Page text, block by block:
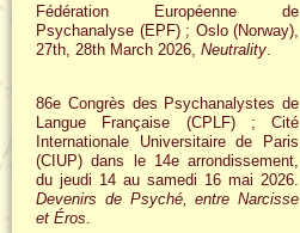
Fédération Européenne de
Psychanalyse (EPF) ; Oslo (Norway),
27th, 28th March 2026, Neutrality
86e Congrès des Psychanalystes de
Langue Française (CPLF) ; Cité
Internationale Universitaire de Paris
(CIUP) dans le 14e arrondissement,
du jeudi 14 au samedi 16 mai 2026.
Devenirs de Psyché, entre Narcisse
et Éros